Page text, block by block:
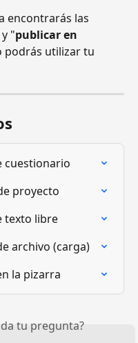
encontrarás las
"publicar en
podrás utilizar tu
cuestionario
proyecto
texto libre
archivo (carga)
la pizarra
tu pregunta?